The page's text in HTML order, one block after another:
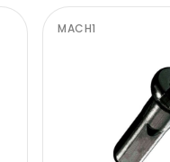
MACH1